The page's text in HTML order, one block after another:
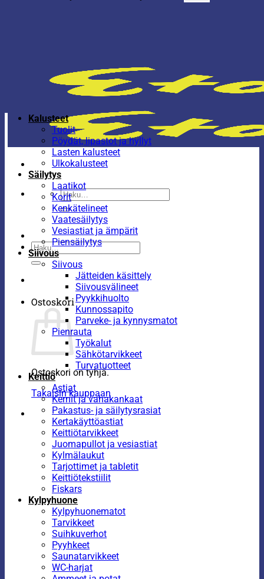
Etsi:
Etsi:
Ostoskori
Ostoskori on tyhjä.
Takaisin kauppaan
Kalusteet
Tuolit
Pöydät, lipastot ja hyllyt
Lasten kalusteet
Ulkokalusteet
Säilytys
Laatikot
Korit
Kenkätelineet
Vaatesäilytys
Vesiastiat ja ämpärit
Piensäilytys
Siivous
Siivous
Jätteiden käsittely
Siivousvälineet
Pyykkihuolto
Kunnossapito
Parveke- ja kynnysmatot
Pienrauta
Työkalut
Sähkötarvikkeet
Turvatuotteet
Keittiö
Astiat
Kernit ja vahakankaat
Pakastus- ja säilytysrasiat
Kertakäyttöastiat
Keittiötarvikkeet
Juomapullot ja vesiastiat
Kylmälaukut
Tarjottimet ja tabletit
Keittiötekstiilit
Fiskars
Kylpyhuone
Kylpyhuonematot
Tarvikkeet
Suihkuverhot
Pyyhkeet
Saunatarvikkeet
WC-harjat